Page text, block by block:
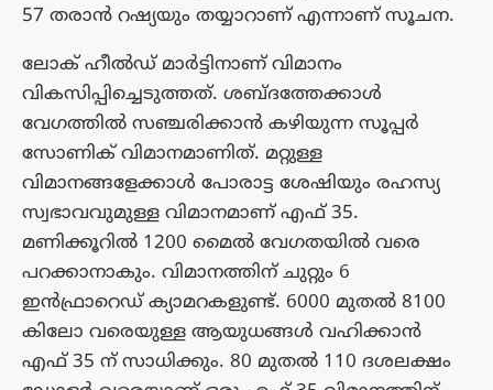
57 തരാൻ റഷ്യയും തയ്യാറാണ് എന്നാണ് സൂചന.
ലോക് ഹീൽഡ് മാർട്ടിനാണ് വിമാനം
വികസിപ്പിച്ചെടുത്തത്. ശബ്ദത്തേക്കാൾ
വേഗത്തിൽ സഞ്ചരിക്കാൻ കഴിയുന്ന സൂപ്പർ
സോണിക് വിമാനമാണിത്. മറ്റുള്ള
വിമാനങ്ങളേക്കാൾ പോരാട്ട ശേഷിയും രഹസ്യ
സ്വഭാവവുമുള്ള വിമാനമാണ് എഫ് 35.
മണിക്കൂറിൽ 1200 മൈൽ വേഗതയിൽ വരെ
പറക്കാനാകും. വിമാനത്തിന് ചുറ്റും 6
ഇൻഫ്രാറെഡ് ക്യാമറകളുണ്ട്. 6000 മുതൽ 8100
കിലോ വരെയുള്ള ആയുധങ്ങൾ വഹിക്കാൻ
എഫ് 35 ന് സാധിക്കും. 80 മുതൽ 110 ദശലക്ഷം